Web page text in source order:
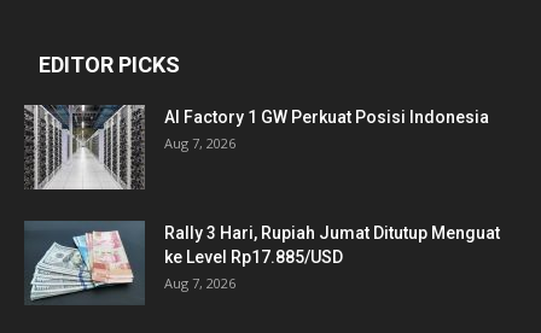
EDITOR PICKS
AI Factory 1 GW Perkuat Posisi Indonesia
Aug 7, 2026
Rally 3 Hari, Rupiah Jumat Ditutup Menguat
ke Level Rp17.885/USD
Aug 7, 2026